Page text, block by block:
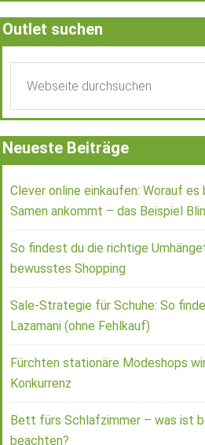
Outlet suchen
Neueste Beiträge
Clever online einkaufen: Worauf es
Samen ankommt – das Beispiel
So findest du die richtige
bewusstes Shopping
Sale-Strategie für Schuhe: So
Lazamani (ohne Fehlkauf)
Fürchten stationäre Modeshops
Konkurrenz
Bett fürs Schlafzimmer – was ist
beachten?